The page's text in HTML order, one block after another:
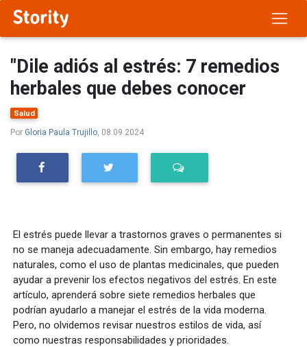
"Dile adiós al estrés: 7 remedios
herbales que debes conocer
Salud
Por Gloria Paula Trujillo , 08.09.2024
El estrés puede llevar a trastornos graves o permanentes si
no se maneja adecuadamente. Sin embargo, hay remedios
naturales, como el uso de plantas medicinales, que pueden
ayudar a prevenir los efectos negativos del estrés. En este
artículo, aprenderá sobre siete remedios herbales que
podrían ayudarlo a manejar el estrés de la vida moderna.
Pero, no olvidemos revisar nuestros estilos de vida, así
como nuestras responsabilidades y prioridades.